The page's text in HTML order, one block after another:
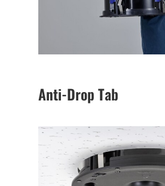
Anti-Drop Tab